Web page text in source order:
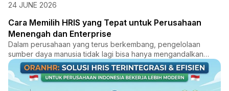
24 JUNE 2026
Cara Memilih HRIS yang Tepat untuk Perusahaan
Menengah dan Enterprise
Dalam perusahaan yang terus berkembang, pengelolaan
sumber daya manusia tidak lagi bisa hanya mengandalkan
proses manual...